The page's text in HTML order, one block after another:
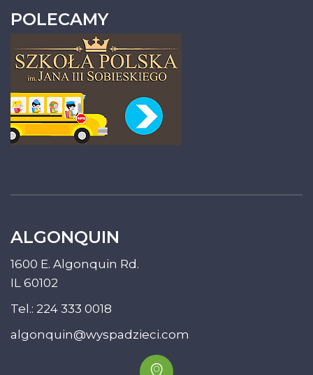
POLECAMY
ALGONQUIN
1600 E. Algonquin Rd.
IL 60102
Tel.: 224 333 0018
algonquin@wyspadzieci.com